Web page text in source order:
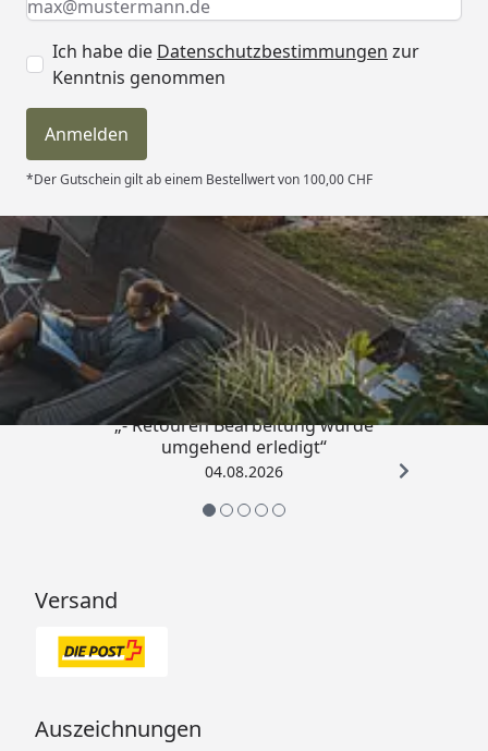
Ich habe die Datenschutzbestimmungen zur
Kenntnis genommen
Anmelden
*Der Gutschein gilt ab einem Bestellwert von 100,00 CHF
Trusted Shops
4,81/ 5
„- Retouren Bearbeitung wurde
umgehend erledigt“
04.08.2026
Versand
Auszeichnungen